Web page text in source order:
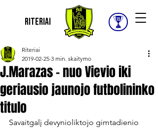
Riteriai
J.Marazas – nuo Vievio iki
geriausio jaunojo futbolininko
titulo
Riteriai
2019-02-25 3 min. skaitymo
Savaitgalį devynioliktojo gimtadienio